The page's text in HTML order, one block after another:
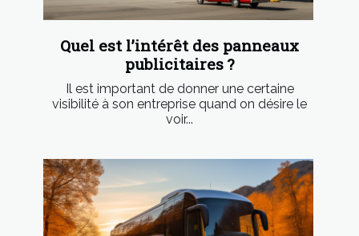
Quel est l’intérêt des panneaux
publicitaires ?
Il est important de donner une certaine
visibilité à son entreprise quand on désire le
voir...